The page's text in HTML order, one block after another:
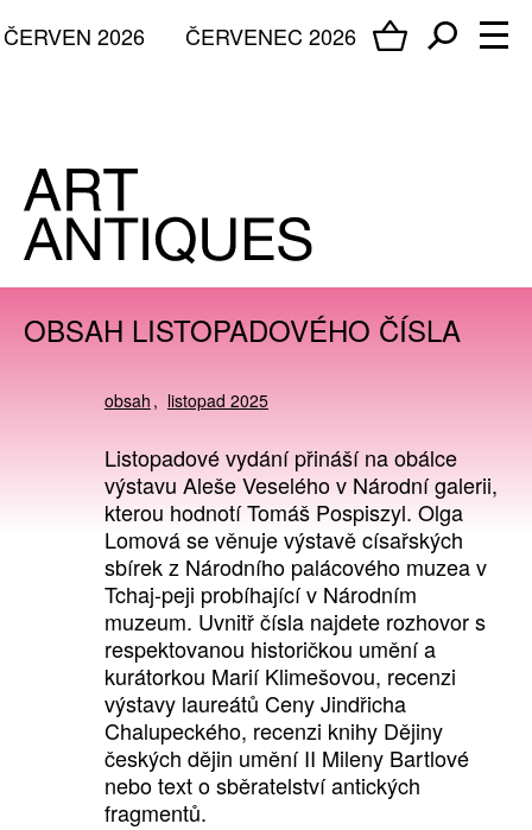
ČERVENEC 2026
ČERVEN 2026
OBSAH LISTOPADOVÉHO ČÍSLA
obsah listopad 2025
Listopadové vydání přináší na obálce
výstavu Aleše Veselého v Národní galerii,
kterou hodnotí Tomáš Pospiszyl. Olga
Lomová se věnuje výstavě císařských
sbírek z Národního palácového muzea v
Tchaj-peji probíhající v Národním
muzeum. Uvnitř čísla najdete rozhovor s
respektovanou historičkou umění a
kurátorkou Marií Klimešovou, recenzi
výstavy laureátů Ceny Jindřicha
Chalupeckého, recenzi knihy Dějiny
českých dějin umění II Mileny Bartlové
nebo text o sběratelství antických
fragmentů.